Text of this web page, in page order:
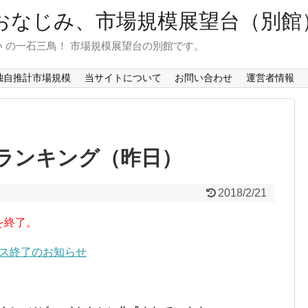
じみ、市場規模展望台（別館
一石三鳥！ 市場規模展望台の別館です。
自推計市場規模 当サイトについて お問い合わせ 運営者情報
ンキング（昨日）
2018/2/21
了。
終了のお知らせ